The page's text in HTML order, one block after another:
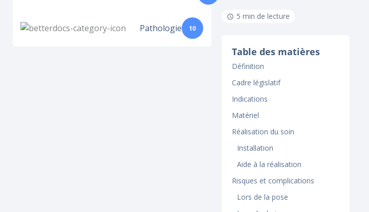
Pathologie 10
5 min de lecture
Table des matières
Définition
Cadre législatif
Indications
Matériel
Réalisation du soin
Installation
Aide à la réalisation
Risques et complications
Lors de la pose